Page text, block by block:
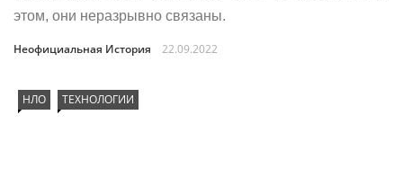
этом, они неразрывно связаны.
Неофициальная История 22.09.2022
НЛО ТЕХНОЛОГИИ